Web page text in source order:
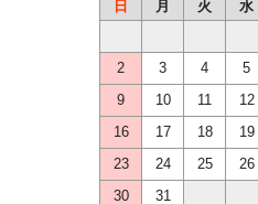
日
月 火 水
2
3 4 5
9
10 11 12
16
17 18 19
23
24 25 26
30
31